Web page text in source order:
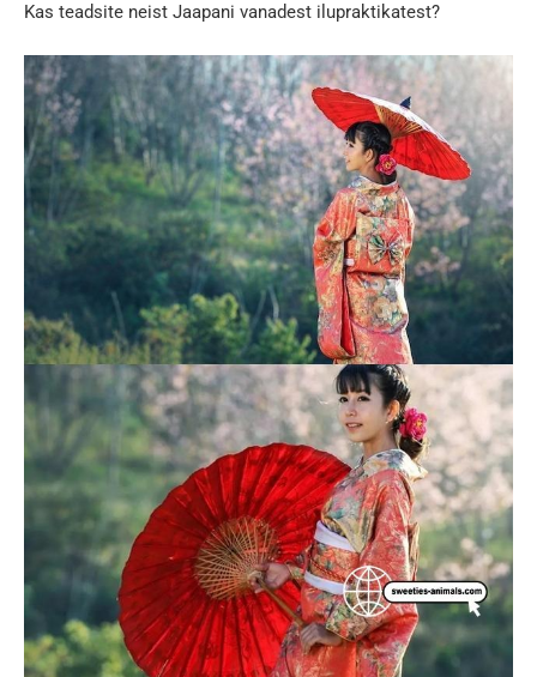
Kas teadsite neist Jaapani vanadest ilupraktikatest?